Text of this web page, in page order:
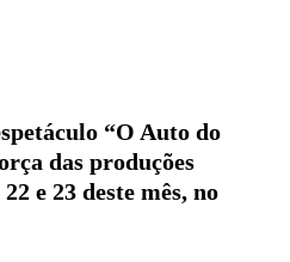
“O Auto do
das produções
e 23 deste mês, no